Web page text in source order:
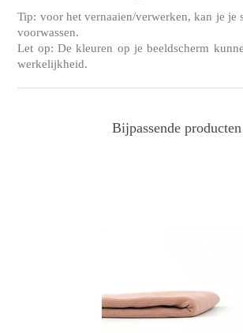
Tip: voor het vernaaien/verwerken, kan je je
voorwassen.
Let op: De kleuren op je beeldscherm
werkelijkheid.
Bijpassende producten